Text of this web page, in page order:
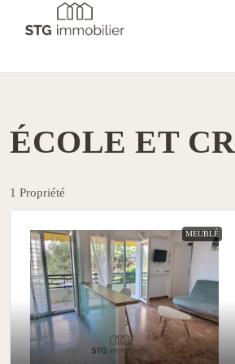
ÉCOLE ET
1 Propriété
MEUBLÉ